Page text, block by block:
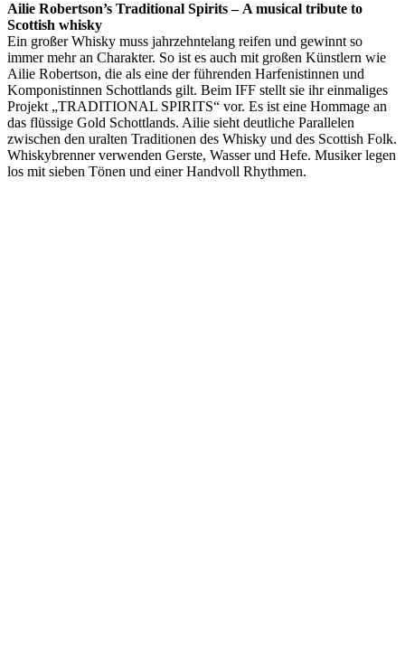
Ailie Robertson’s Traditional Spirits – A musical tribute to
Scottish whisky
Ein großer Whisky muss jahrzehntelang reifen und gewinnt so
immer mehr an Charakter. So ist es auch mit großen Künstlern wie
Ailie Robertson, die als eine der führenden Harfenistinnen und
Komponistinnen Schottlands gilt. Beim IFF stellt sie ihr einmaliges
Projekt „TRADITIONAL SPIRITS“ vor. Es ist eine Hommage an
das flüssige Gold Schottlands. Ailie sieht deutliche Parallelen
zwischen den uralten Traditionen des Whisky und des Scottish Folk.
Whiskybrenner verwenden Gerste, Wasser und Hefe. Musiker legen
los mit sieben Tönen und einer Handvoll Rhythmen.